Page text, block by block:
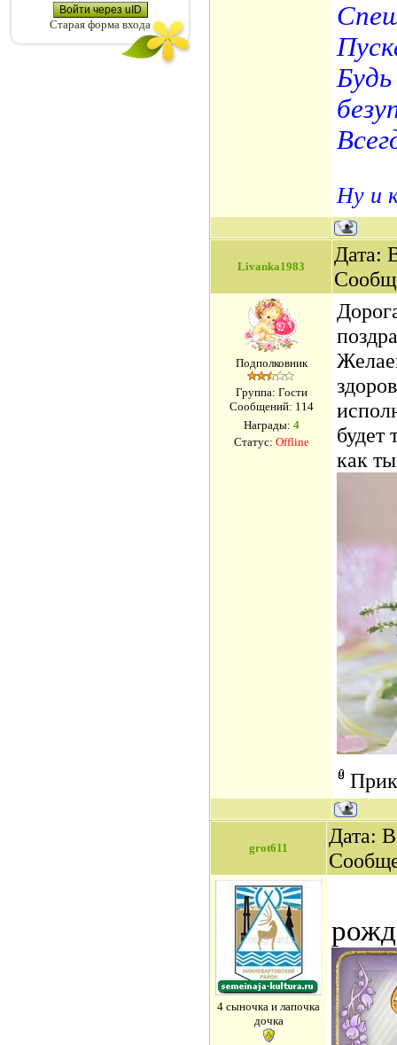
Войти через uID
Старая форма входа
Ну и
Livanka1983
Дата:
Подполковник
Группа: Гости
Сообщений: 114
Награды: 4
Статус: Offline
будет
как
grot611
Дата:
4 сыночка и лапочка
дочка